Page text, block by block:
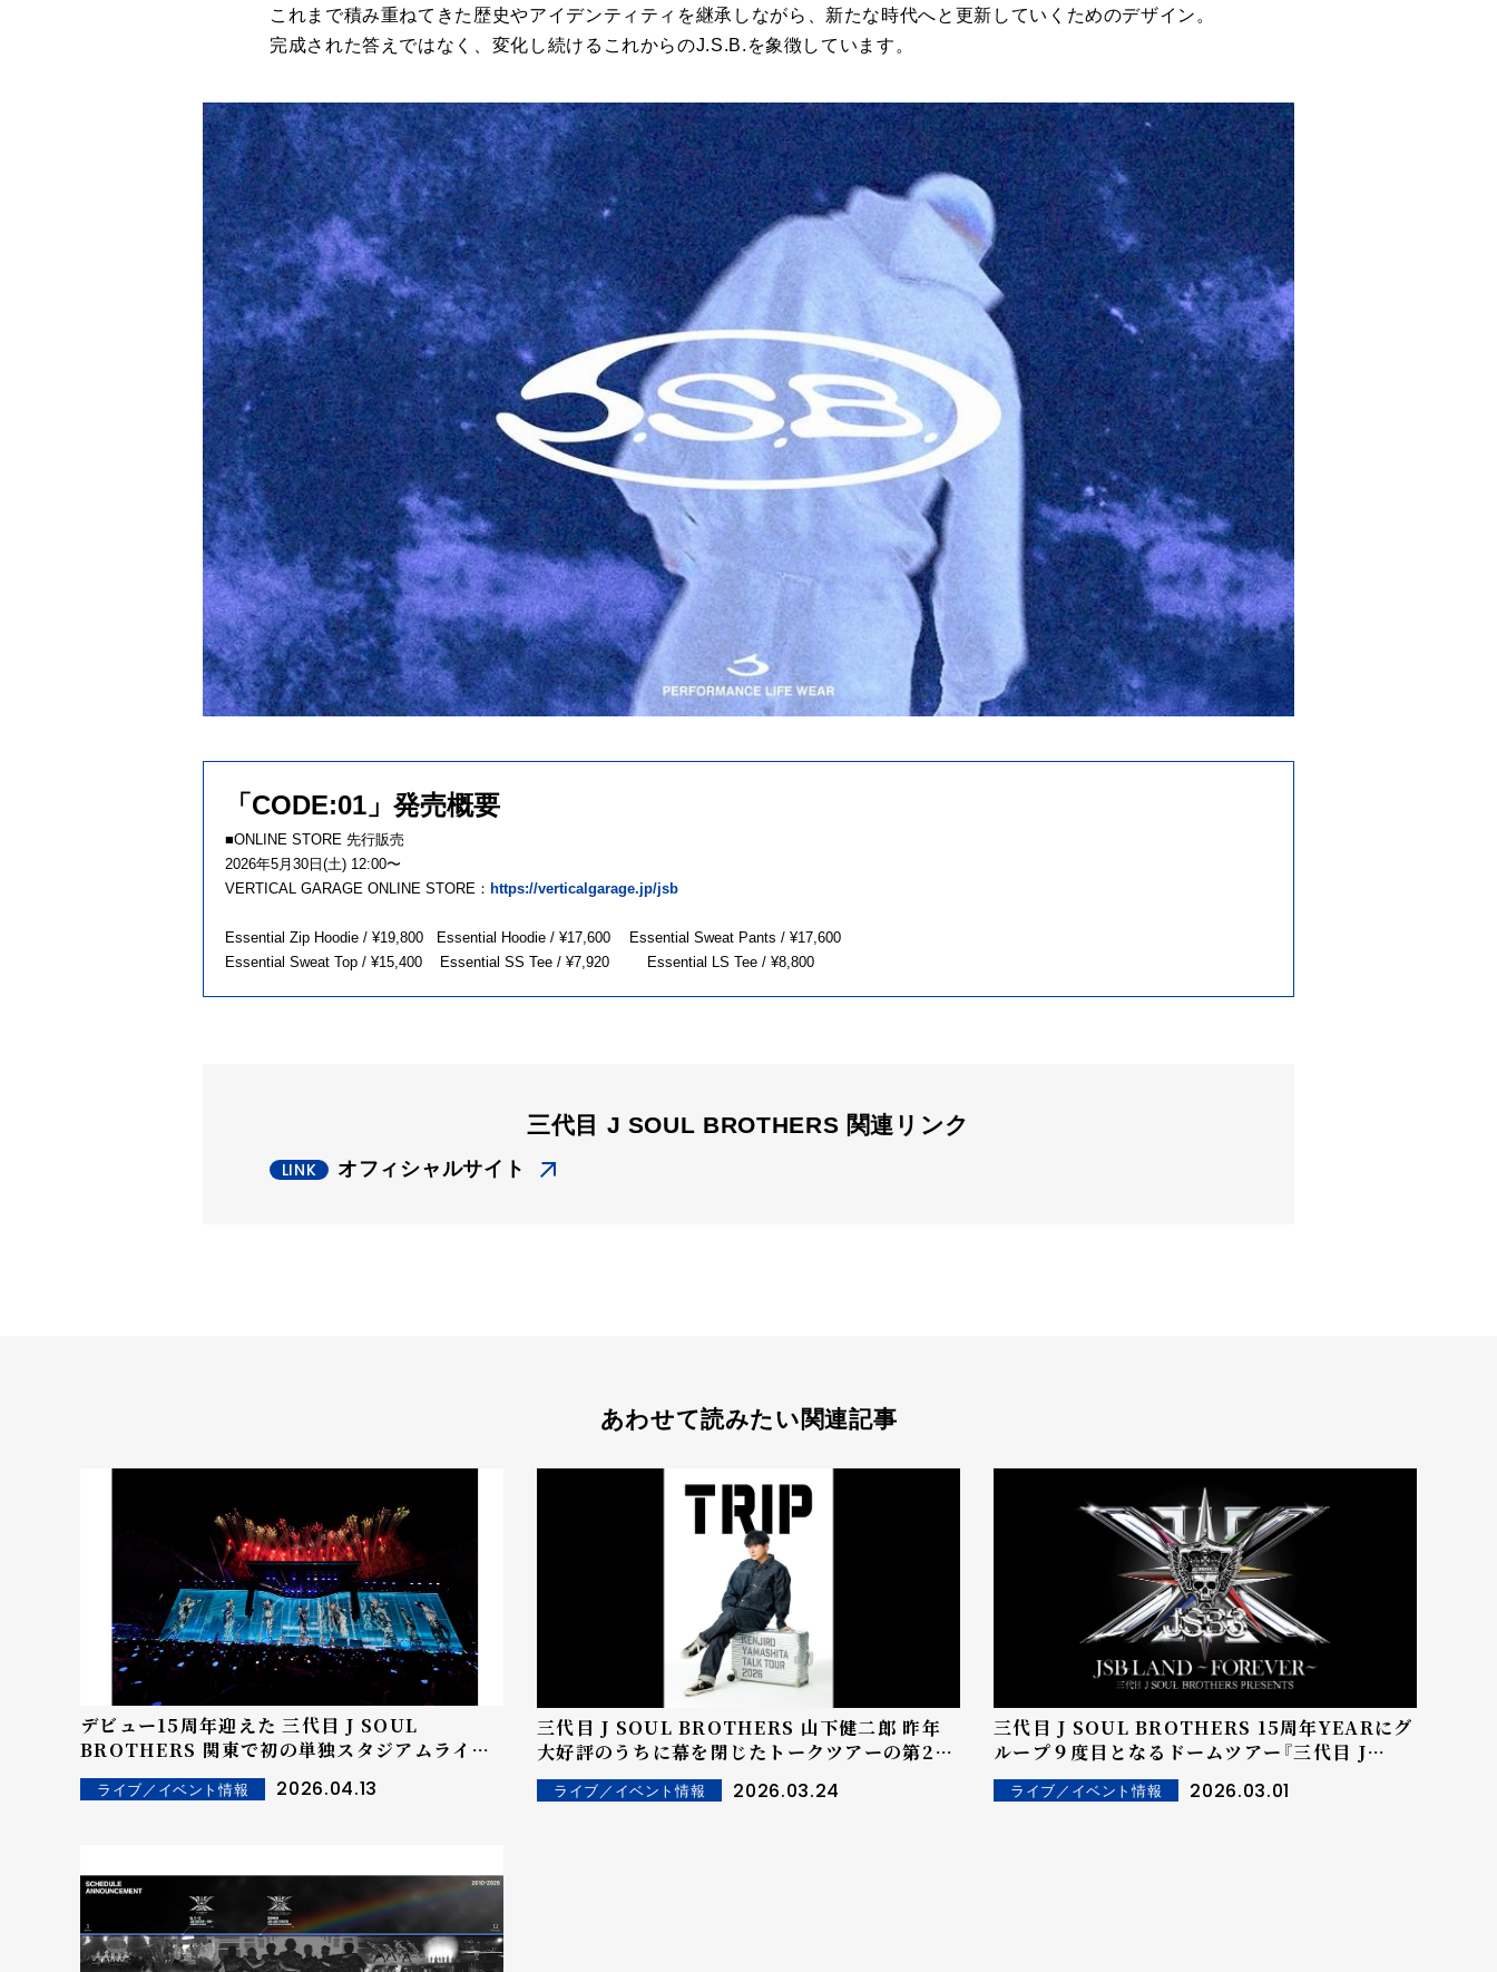
これまで積み重ねてきた歴史やアイデンティティを継承しながら、新たな時代へと更新していくためのデザイン。
完成された答えではなく、変化し続けるこれからのJ.S.B.を象徴しています。
「CODE:01」発売概要
■ONLINE STORE 先行販売
2026年5月30日(土) 12:00〜
VERTICAL GARAGE ONLINE STORE： https://verticalgarage.jp/jsb
Essential Zip Hoodie / ¥19,800 Essential Hoodie / ¥17,600 Essential Sweat Pants / ¥17,600
Essential Sweat Top / ¥15,400 Essential SS Tee / ¥7,920 Essential LS Tee / ¥8,800
三代目 J SOUL BROTHERS 関連リンク
オフィシャルサイト
あわせて読みたい関連記事
デビュー15周年迎えた 三代目 J SOUL
BROTHERS 関東で初の単独スタジアムライブ
開催︕！ 新曲「Through The RAIN」を初披
露︕ 2日間で約10万人を動員！MATEと紡ぐ虹色
ライブ／イベント情報 2026.04.13
三代目 J SOUL BROTHERS 山下健二郎 昨年
大好評のうちに幕を閉じたトークツアーの第2弾
『KENJIRO YAMASHITA TALK TOUR 2026
"TRIP"』 6月より全国16都市にて開催決定！！ 舞
ライブ／イベント情報 2026.03.24
三代目 J SOUL BROTHERS 15周年YEARにグ
ループ９度目となるドームツアー『三代目 J
SOUL BROTHERS PRESENTS "JSB LAND
〜FOREVER 〜"』詳細解禁！！6月より4都市6公
ライブ／イベント情報 2026.03.01